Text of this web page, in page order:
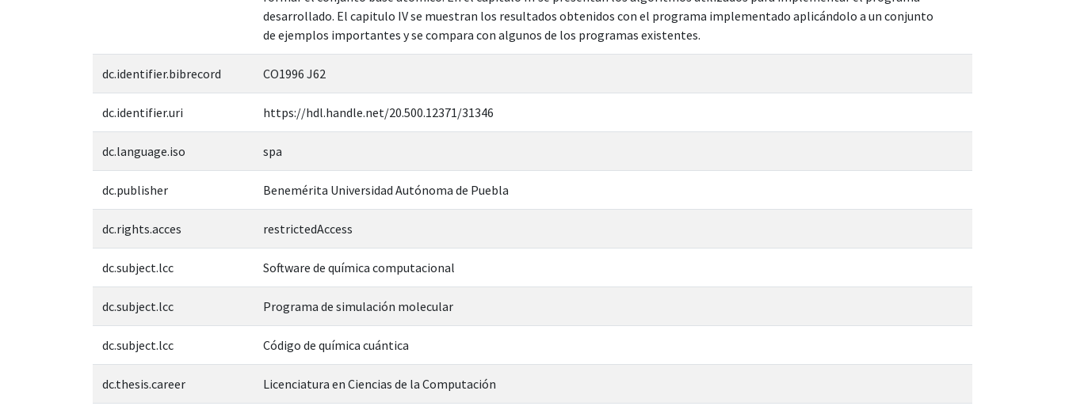
desarrollado. El capitulo IV se muestran los resultados obtenidos con el programa implementado aplicándolo a un conjunto
de ejemplos importantes y se compara con algunos de los programas existentes.
dc.identifier.bibrecord CO1996 J62
dc.identifier.uri https://hdl.handle.net/20.500.12371/31346
dc.language.iso spa
dc.publisher Benemérita Universidad Autónoma de Puebla
dc.rights.acces restrictedAccess
dc.subject.lcc Software de química computacional
dc.subject.lcc Programa de simulación molecular
dc.subject.lcc Código de química cuántica
dc.thesis.career Licenciatura en Ciencias de la Computación